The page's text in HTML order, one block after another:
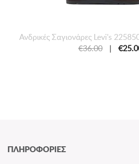
Ανδρικές Σαγιονάρες Levi's
€36.00
|
ΠΛΗΡΟΦΟΡΙΕΣ